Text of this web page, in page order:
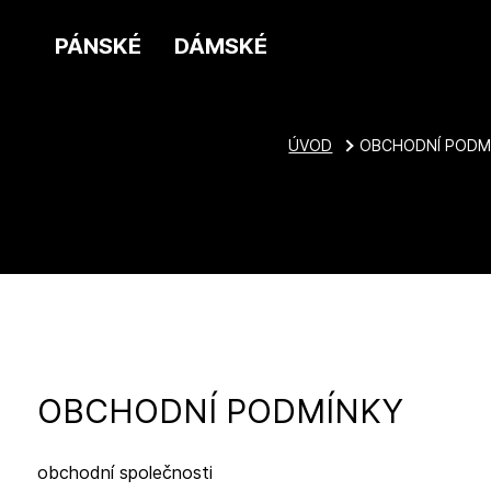
OBCHODNÍ PODMÍNKY
obchodní společnosti
ÚVOD OBCHODNÍ
PÁNSKÉ DÁMSKÉ